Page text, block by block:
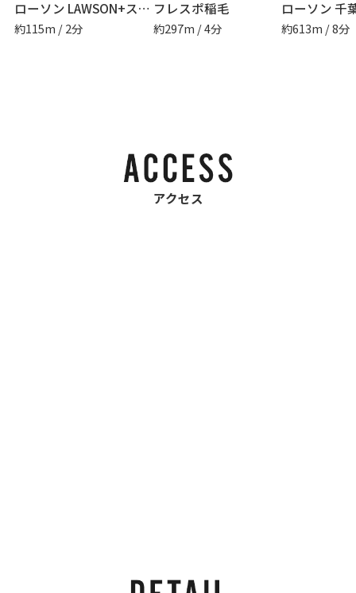
ローソン LAWSON+スリーエフ稲毛長沼店
約115m / 2分
フレスポ稲毛
約297m / 4分
ローソン 千
約613m / 8分
アクセス